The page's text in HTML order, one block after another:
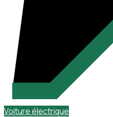
Voiture électrique